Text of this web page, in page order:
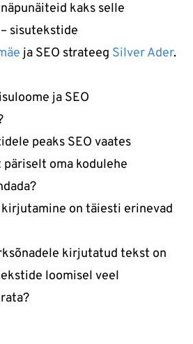
kaks selle
– sisutekstide
ja SEO strateeg Silver Ader.
ja SEO
peaks SEO vaates
päriselt oma kodulehe
kirjutamine on täiesti erinevad
kirjutatud tekst on
loomisel veel